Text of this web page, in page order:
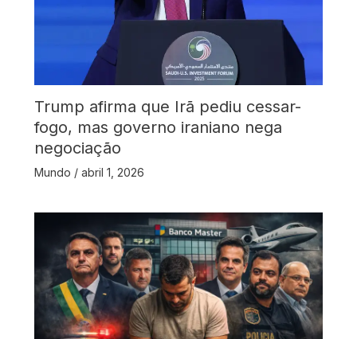
Trump afirma que Irã pediu cessar-
fogo, mas governo iraniano nega
negociação
Mundo / abril 1, 2026